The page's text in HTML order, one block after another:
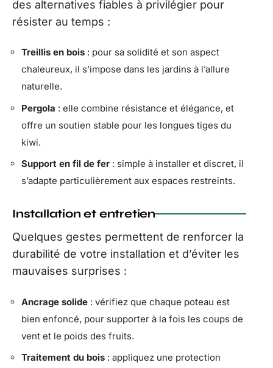
des alternatives fiables à privilégier pour
résister au temps :
Treillis en bois : pour sa solidité et son aspect
chaleureux, il s’impose dans les jardins à l’allure
naturelle.
Pergola : elle combine résistance et élégance, et
offre un soutien stable pour les longues tiges du
kiwi.
Support en fil de fer : simple à installer et discret, il
s’adapte particulièrement aux espaces restreints.
Installation et entretien
Quelques gestes permettent de renforcer la
durabilité de votre installation et d’éviter les
mauvaises surprises :
Ancrage solide : vérifiez que chaque poteau est
bien enfoncé, pour supporter à la fois les coups de
vent et le poids des fruits.
Traitement du bois : appliquez une protection